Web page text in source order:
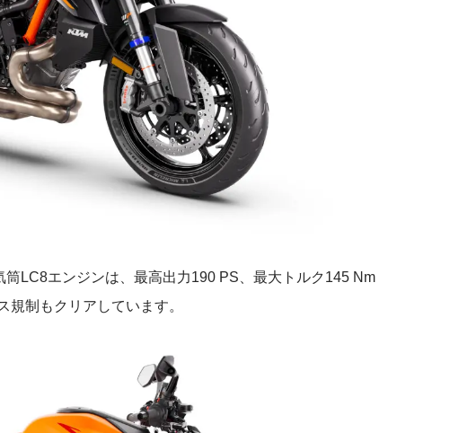
LC8エンジンは、最高出力190 PS、最大トルク145 Nm
規制もクリアしています。